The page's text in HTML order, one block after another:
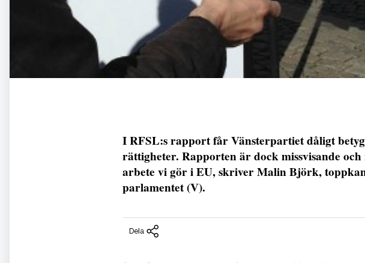
I RFSL:s rapport får Vänsterpartiet dåligt
rättigheter. Rapporten är dock missvisande
arbete vi gör i EU, skriver Malin Björk,
parlamentet (V).
Dela